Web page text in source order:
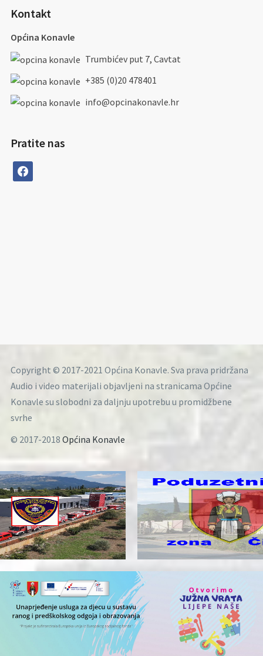
Kontakt
Općina Konavle
Trumbićev put 7, Cavtat
+385 (0)20 478401
info@opcinakonavle.hr
Pratite nas
facebook
Copyright © 2017-2021 Općina Konavle. Sva prava pridržana
Audio i video materijali objavljeni na stranicama Općine
Konavle su slobodni za daljnju upotrebu u promidžbene
svrhe
© 2017-2018 Općina Konavle